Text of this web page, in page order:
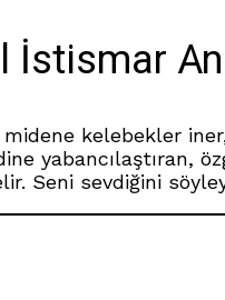
İstismar
midene kelebekler
Seni sevdiğini